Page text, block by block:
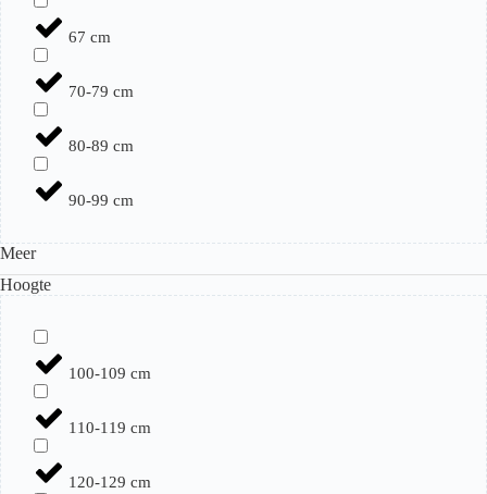
67 cm
70-79 cm
80-89 cm
90-99 cm
Meer
Hoogte
100-109 cm
110-119 cm
120-129 cm